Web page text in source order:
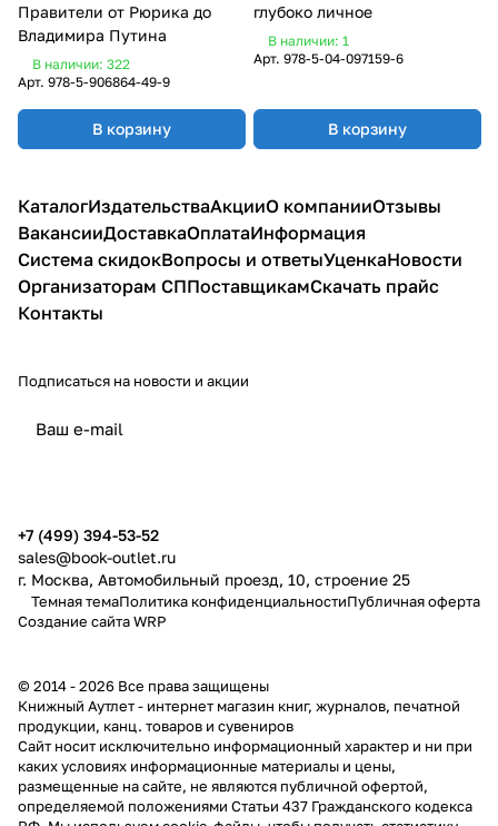
Правители от Рюрика до
Владимира Путина
В наличии: 322
Арт. 978-5-906864-49-9
В корзину
глубоко личное
В наличии: 1
Арт. 978-5-04-097159-6
В корзину
КаталогИздательстваАкцииО компанииОтзывы
ВакансииДоставкаОплатаИнформация
Система скидокВопросы и ответыУценкаНовости
Организаторам СППоставщикамСкачать прайс
Контакты
Подписаться на новости и акции
+7 (499) 394-53-52
sales@book-outlet.ru
г. Москва, Автомобильный проезд, 10, строение 25
Темная темаПолитика конфиденциальностиПубличная оферта
Создание сайтаWRP
© 2014 - 2026 Все права защищены
Книжный Аутлет - интернет магазин книг, журналов, печатной
продукции, канц. товаров и сувениров
Cайт носит исключительно информационный характер и ни при
каких условиях информационные материалы и цены,
размещенные на сайте, не являются публичной офертой,
определяемой положениями Статьи 437 Гражданского кодекса